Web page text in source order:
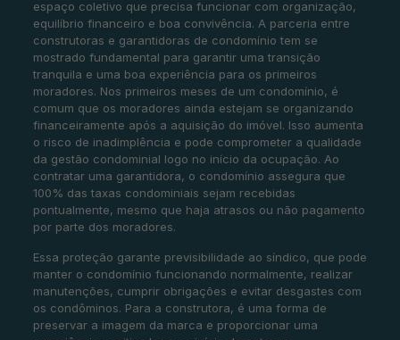
espaço coletivo que precisa funcionar com organização,
equilíbrio financeiro e boa convivência. A parceria entre
construtoras e garantidoras de condomínio tem se
mostrado fundamental para garantir uma transição
tranquila e uma boa experiência para os primeiros
moradores. Nos primeiros meses de um condomínio, é
comum que os moradores ainda estejam se organizando
financeiramente após a aquisição do imóvel. Isso aumenta
o risco de inadimplência e pode comprometer a qualidade
da gestão condominial logo no início da ocupação. Ao
contratar uma garantidora, o condomínio assegura que
100% das taxas condominiais sejam recebidas
pontualmente, mesmo que haja atrasos ou não pagamento
por parte dos moradores.
Essa proteção garante previsibilidade ao síndico, que pode
manter o condomínio funcionando normalmente, realizar
manutenções, cumprir obrigações e evitar desgastes com
os condôminos. Para a construtora, é uma forma de
preservar a imagem da marca e proporcionar uma